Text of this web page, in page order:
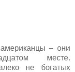
– они
месте.
не богатых